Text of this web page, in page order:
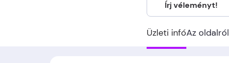
Írj véleményt!
Üzleti infóAz oldalról